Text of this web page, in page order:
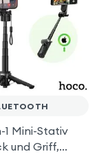
1 Mini-Stativ
und Griff,